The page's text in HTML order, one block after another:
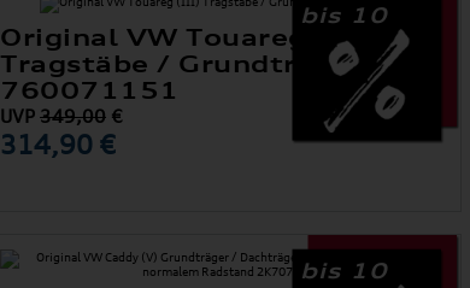
bis 10
Original VW Touareg (III)
Tragstäbe / Grundträger
760071151
UVP349,00 €
314,90 €
bis 10